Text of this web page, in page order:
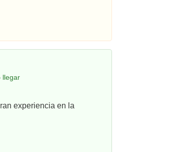
llegar
experiencia en la